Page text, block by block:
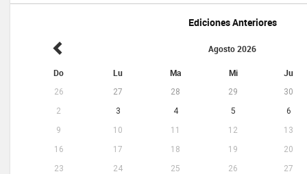
Ediciones Anteriores
Agosto 2026
Do Lu Ma Mi Ju
26 27 28 29
30
2
3 4 5
6
9
10 11 12
13
16
17 18 19
20
23
24 25 26
27